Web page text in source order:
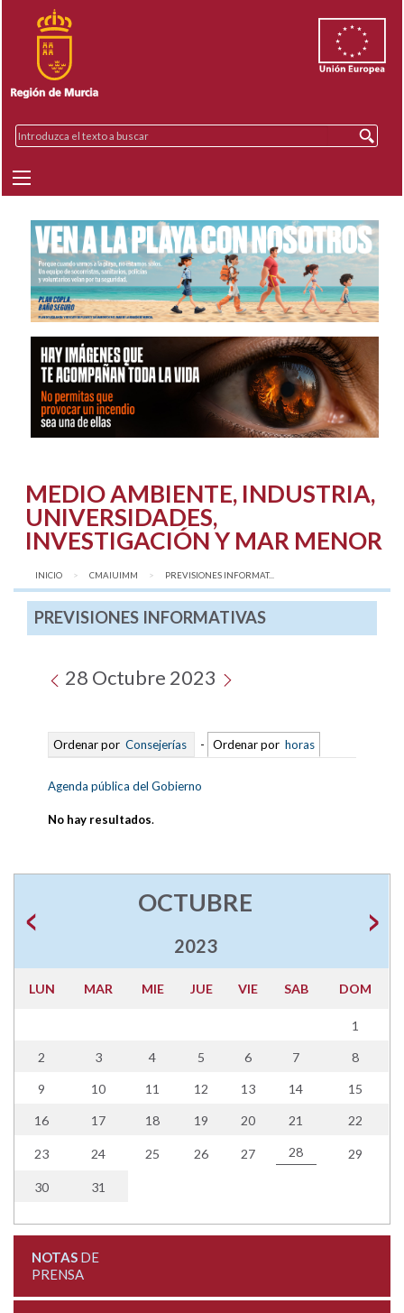
MEDIO AMBIENTE, INDUSTRIA,
UNIVERSIDADES,
INVESTIGACIÓN Y MAR MENOR
INICIO CMAIUIMM AQUÍ:
PREVISIONES INFORMAT...
PREVISIONES INFORMATIVAS
28 Octubre 2023
Ordenar por Consejerías - Ordenar por horas
Agenda pública del Gobierno
No hay resultados.
OCTUBRE
2023
LUN MAR MIE JUE VIE SAB DOM
1
2 3 4 5 6 7 8
9 10 11 12 13 14 15
16 17 18 19 20 21 22
23 24 25 26 27 28 29
30 31
NOTASDE
PRENSA